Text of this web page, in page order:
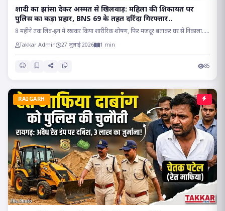
शादी का झांसा देकर अस्मत से खिलवाड़: महिला की शिकायत पर
पुलिस का कड़ा प्रहार, BNS 69 के तहत दरिंदा गिरफ्तार..
8 महीने तक लिव-इन में रखकर किया शारीरिक शोषण, फिर मजदूर बताकर घर से निकाला.....
Takkar Admin 27 जुलाई 2026 1 min
85
RAIGARH